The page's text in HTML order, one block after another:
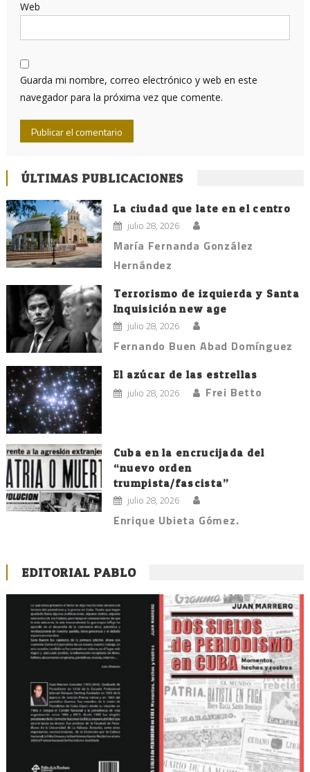
Web
Guarda mi nombre, correo electrónico y web en este
navegador para la próxima vez que comente.
ÚLTIMAS PUBLICACIONES
La ciudad que late en el centro
julio 28, 2026
María Fernanda González
Hernández
Terrorismo de izquierda y Santa
Inquisición new age
julio 28, 2026
Fernando Buen Abad Domínguez
El azúcar de las estrellas
julio 28, 2026 Frei Betto
Cuba en la encrucijada del
“nuevo orden
trumpista/fascista”
julio 28, 2026
Enrique Ubieta Gómez.
EDITORIAL PABLO